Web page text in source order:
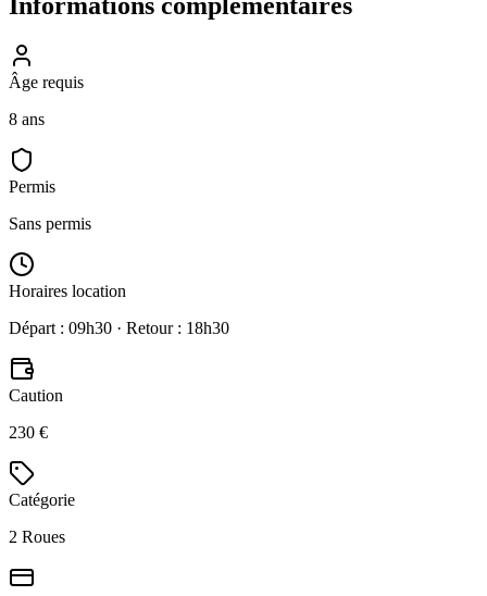
Âge requis
8 ans
Permis
Sans permis
Horaires location
Départ : 09h30 · Retour : 18h30
Caution
230 €
Catégorie
2 Roues